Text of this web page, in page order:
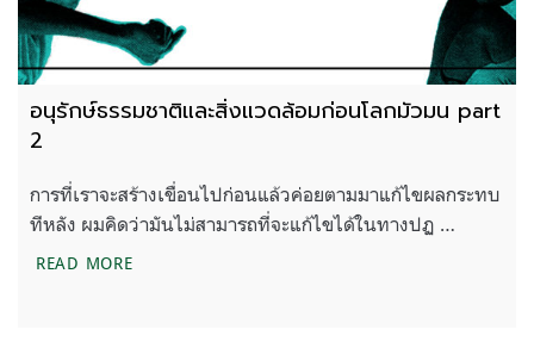
อนุรักษ์ธรรมชาติและสิ่งแวดล้อมก่อนโลกมัวมน part
2
การที่เราจะสร้างเขื่อนไปก่อนแล้วค่อยตามมาแก้ไขผลกระทบ
ทีหลัง ผมคิดว่ามันไม่สามารถที่จะแก้ไขได้ในทางปฏ …
READ MOREอนุรักษ์ธรรมชาติและสิ่งแวดล้อมก่อนโลกมัวมน PART